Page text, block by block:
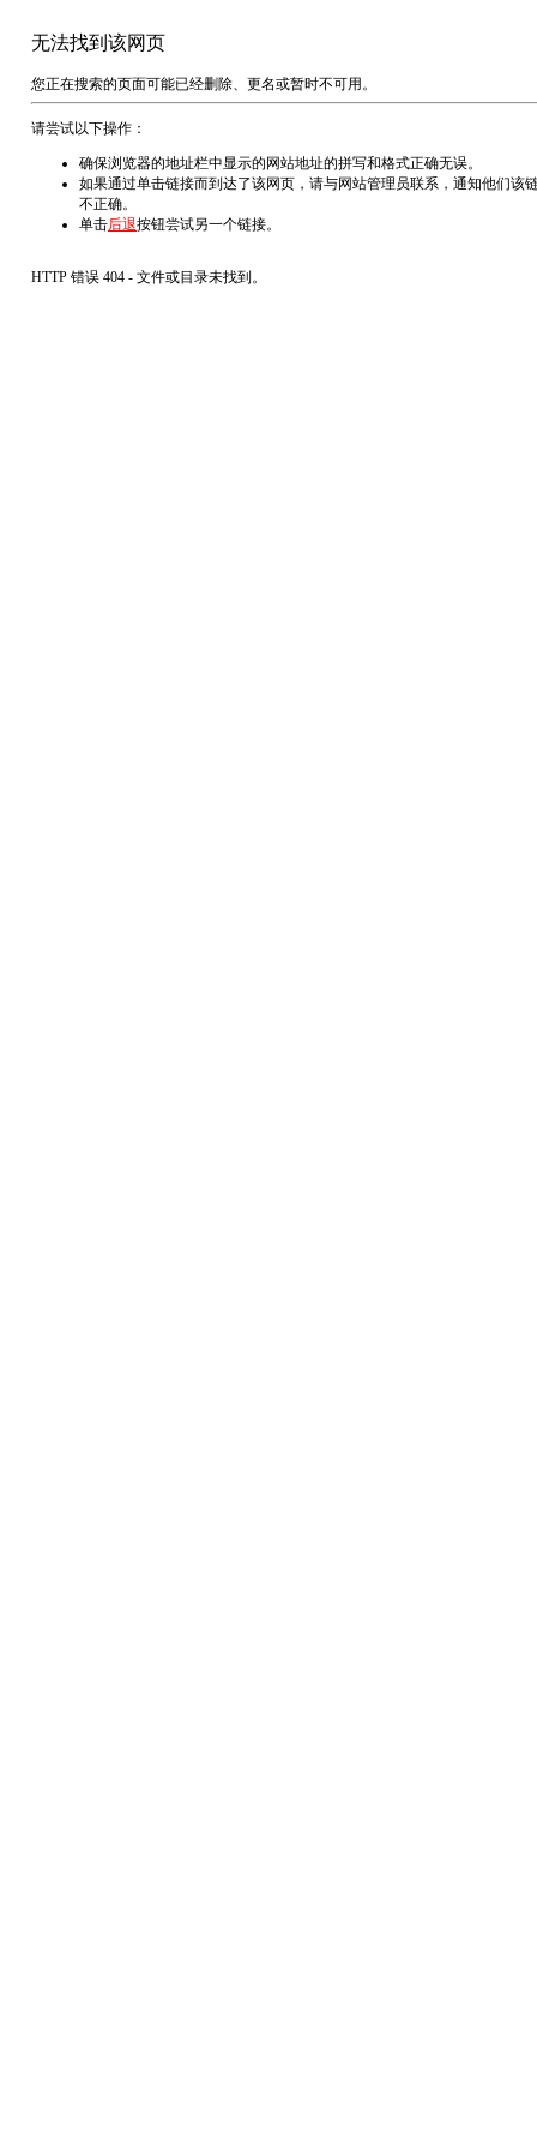
无法找到该网页
您正在搜索的页面可能已经删除、更名或暂时不可用。
请尝试以下操作：
确保浏览器的地址栏中显示的网站地址的拼写和格式正确无误。
如果通过单击链接而到达了该网页，请与网站管理员联系，通知他们该
不正确。
单击后退按钮尝试另一个链接。
HTTP 错误 404 - 文件或目录未找到。